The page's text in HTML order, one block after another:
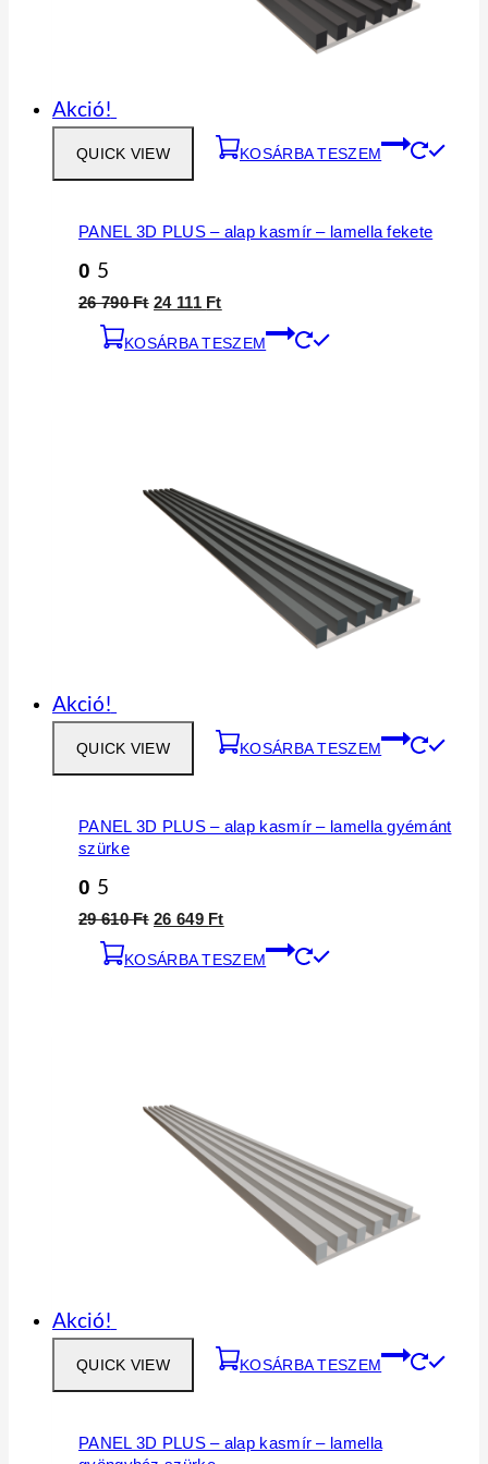
Akció!
QUICK VIEW KOSÁRBA TESZEM
PANEL 3D PLUS – alap kasmír – lamella fekete
0 5
26 790Ft Original
was:
24 111 FtCurrent
is:
KOSÁRBA TESZEM
Akció!
QUICK VIEW KOSÁRBA TESZEM
PANEL 3D PLUS – alap kasmír – lamella gyémánt
szürke
0 5
29 610Ft Original
was:
26 649 FtCurrent
is:
KOSÁRBA TESZEM
Akció!
QUICK VIEW KOSÁRBA TESZEM
PANEL 3D PLUS – alap kasmír – lamella